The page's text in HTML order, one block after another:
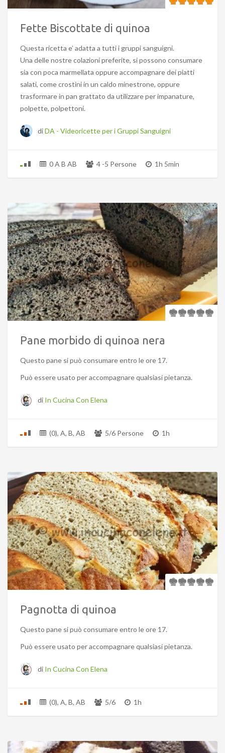
Fette Biscottate di quinoa
Questa ricetta e’ adatta a tutti i gruppi sanguigni.
Una delle nostre colazioni preferite, si possono consumare
sia con poca marmellata oppure accompagnare dei piatti
salati, come crostini in un caldo minestrone, oppure
trasformare in pan grattato da utilizzare per impanature,
polpette, polpettoni.
diDA - Videoricette per i Gruppi Sanguigni
0 A B AB 4 -5 Persone 1h 5min
Pane morbido di quinoa nera
Questo pane si può consumare entro le ore 17.
Può essere usato per accompagnare qualsiasi pietanza.
di In Cucina Con Elena
(0), A, B, AB 5/6 Persone 1h
Pagnotta di quinoa
Questo pane si può consumare entro le ore 17.
Può essere usato per accompagnare qualsiasi pietanza.
di In Cucina Con Elena
(0), A, B, AB 5/6 1h